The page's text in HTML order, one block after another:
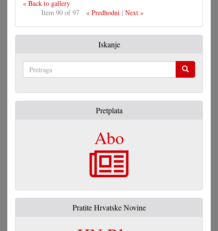
« Back to gallery
Item 90 of 97
« Predhodni| Next »
Iskanje
Pretplata
Abo
Pratite Hrvatske Novine